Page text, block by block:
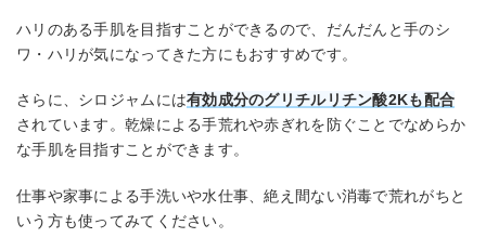
ハリのある手肌を目指すことができるので、だんだんと手のシ
ワ・ハリが気になってきた方にもおすすめです。
さらに、シロジャムには有効成分のグリチルリチン酸2Kも配合
されています。乾燥による手荒れや赤ぎれを防ぐことでなめらか
な手肌を目指すことができます。
仕事や家事による手洗いや水仕事、絶え間ない消毒で荒れがちと
いう方も使ってみてください。